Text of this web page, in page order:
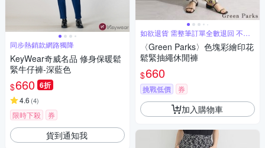
同步熱銷款網路獨降
KeyWear奇威名品 修身保暖鬆
緊牛仔褲-深藍色
$660 6折
4.6 (4)
限時下殺 券
貨到通知我
如欲退貨 需整筆訂單全數退回 不能
單退
〈Green Parks〉色塊彩繪印花
鬆緊抽繩休閒褲
$660
挑戰低價 券
加入購物車